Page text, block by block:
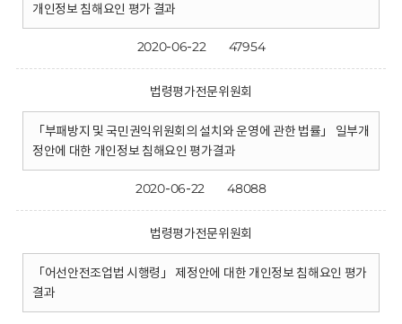
개인정보 침해요인 평가 결과
2020-06-22 47954
법령평가전문위원회
「부패방지 및 국민권익위원회의 설치와 운영에 관한 법률」 일부개
정안에 대한 개인정보 침해요인 평가결과
2020-06-22 48088
법령평가전문위원회
「어선안전조업법 시행령」 제정안에 대한 개인정보 침해요인 평가
결과